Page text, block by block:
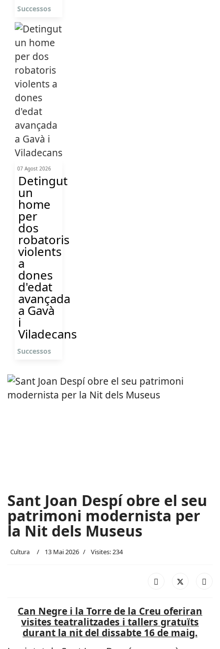
Successos
07 Agost 2026
Detingut
un
home
per
dos
robatoris
violents
a
dones
d'edat
avançada
a Gavà
i
Viladecans
Successos
Sant Joan Despí obre el seu
patrimoni modernista per
la Nit dels Museus
Cultura 13 Mai 2026 Visites: 234
Can Negre i la Torre de la Creu oferiran
visites teatralitzades i tallers gratuïts
durant la nit del dissabte 16 de maig.